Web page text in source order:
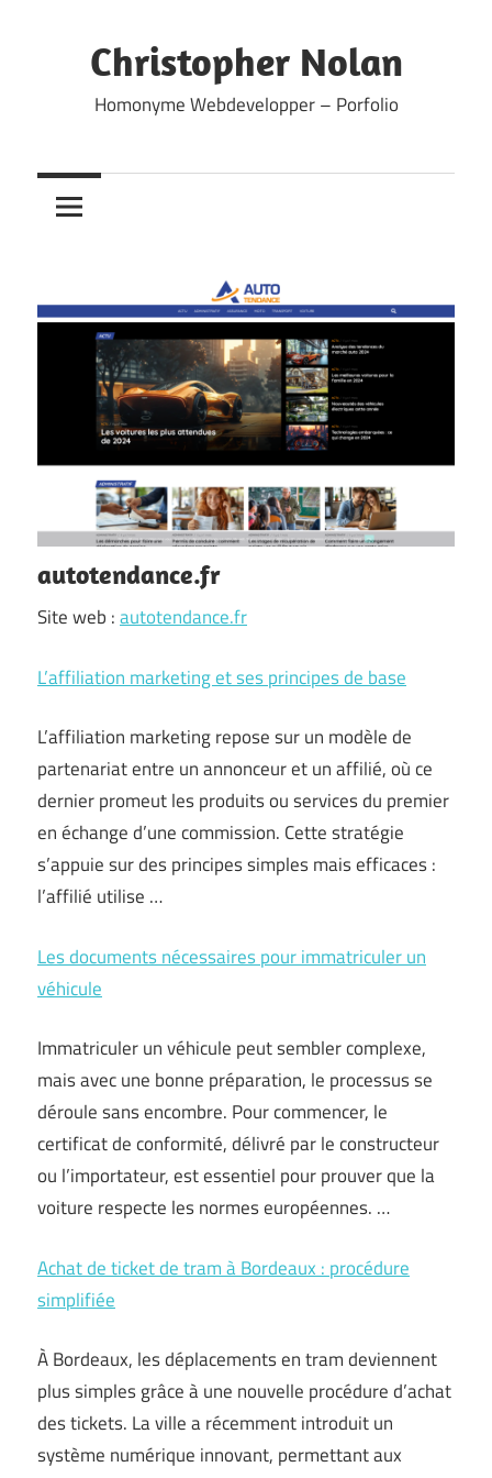
contentChristopher Nolan
Homonyme Webdevelopper – Porfolio
autotendance.fr
Site web :autotendance.fr
L’affiliation marketing et ses principes de base
L’affiliation marketing repose sur un modèle de
partenariat entre un annonceur et un affilié, où ce
dernier promeut les produits ou services du premier
en échange d’une commission. Cette stratégie
s’appuie sur des principes simples mais efficaces :
l’affilié utilise …
Les documents nécessaires pour immatriculer un
véhicule
Immatriculer un véhicule peut sembler complexe,
mais avec une bonne préparation, le processus se
déroule sans encombre. Pour commencer, le
certificat de conformité, délivré par le constructeur
ou l’importateur, est essentiel pour prouver que la
voiture respecte les normes européennes. …
Achat de ticket de tram à Bordeaux : procédure
simplifiée
À Bordeaux, les déplacements en tram deviennent
plus simples grâce à une nouvelle procédure d’achat
des tickets. La ville a récemment introduit un
système numérique innovant, permettant aux